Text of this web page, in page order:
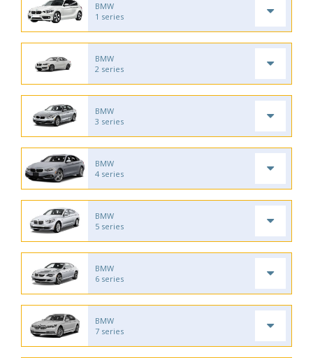
BMW
1 series
BMW
2 series
BMW
3 series
BMW
4 series
BMW
5 series
BMW
6 series
BMW
7 series